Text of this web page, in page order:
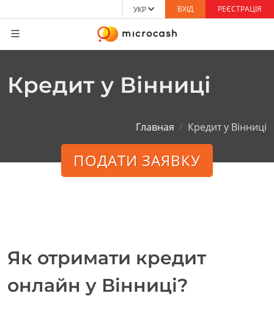
УКР ВХІД РЕЄСТРАЦІЯ
Кредит у Вінниці
Главная Кредит у Вінниці
ПОДАТИ ЗАЯВКУ
Як отримати кредит
онлайн у Вінниці?